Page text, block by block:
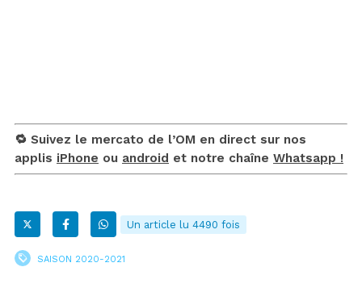
🔁 Suivez le mercato de l’OM en direct sur nos
applis iPhone ou android et notre chaîne Whatsapp !
Un article lu 4490 fois
SAISON 2020-2021